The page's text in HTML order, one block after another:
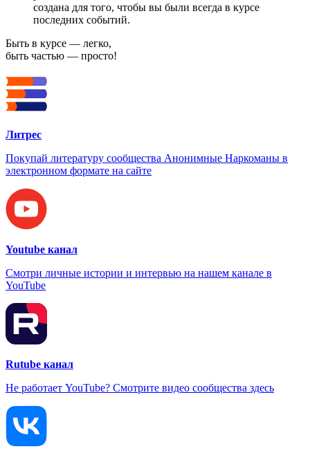
создана для того, чтобы вы были всегда в курсе
последних событий.
Быть в курсе — легко,
быть частью — просто!
Литрес
Покупай литературу сообщества Анонимные Наркоманы в
электронном формате на сайте
Youtube канал
Смотри личные истории и интервью на нашем канале в
YouTube
Rutube канал
Не работает YouTube? Смотрите видео сообщества здесь